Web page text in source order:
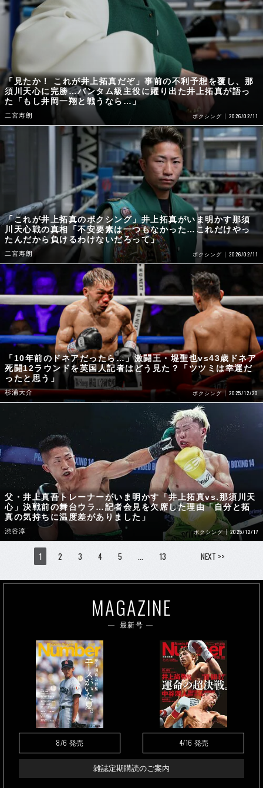
「見たか！ これが井上拓真だぞ」事前の不利予想を覆し、那
須川天心に完勝…バンタム級主役に躍り出た井上拓真が語っ
た「もし井岡一翔と戦うなら…」
二宮寿朗 ボクシング 2026/02/11
「これが井上拓真のボクシング」井上拓真がいま明かす那須
川天心戦の真相「不安要素は一つもなかった…これだけやっ
たんだから負けるわけないだろって」
二宮寿朗 ボクシング 2026/02/11
「10年前のドネアだったら…」激闘王・堤聖也vs43歳ドネア
死闘12ラウンドを英国人記者はどう見た？「ツツミは幸運だ
ったと思う」
杉浦大介 ボクシング 2025/12/20
父・井上真吾トレーナーがいま明かす「井上拓真vs.那須川天
心」決戦前の舞台ウラ…記者会見を欠席した理由「自分と拓
真の気持ちに温度差がありました」
渋谷淳 ボクシング 2025/12/17
1 2 3 4 5 13 NEXT >>
MAGAZINE
最新号
8/6 発売 4/16 発売
雑誌定期購読のご案内